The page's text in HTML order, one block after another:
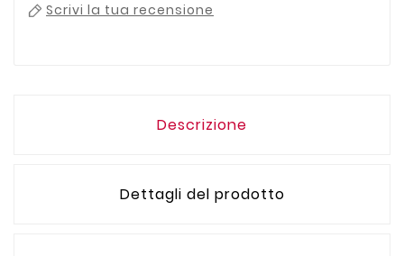
Scrivi la tua recensione
Descrizione
Dettagli del prodotto